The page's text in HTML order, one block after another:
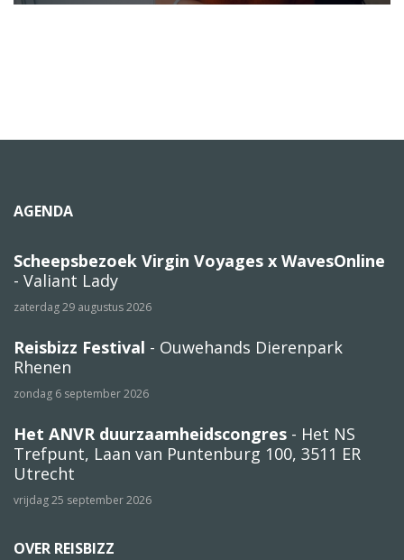
AGENDA
Scheepsbezoek Virgin Voyages x WavesOnline
- Valiant Lady
zaterdag 29 augustus 2026
Reisbizz Festival - Ouwehands Dierenpark
Rhenen
zondag 6 september 2026
Het ANVR duurzaamheidscongres - Het NS
Trefpunt, Laan van Puntenburg 100, 3511 ER
Utrecht
vrijdag 25 september 2026
OVER REISBIZZ